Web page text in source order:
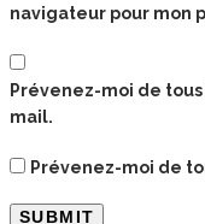
navigateur pour mon
Prévenez-moi de
mail.
Prévenez-moi de